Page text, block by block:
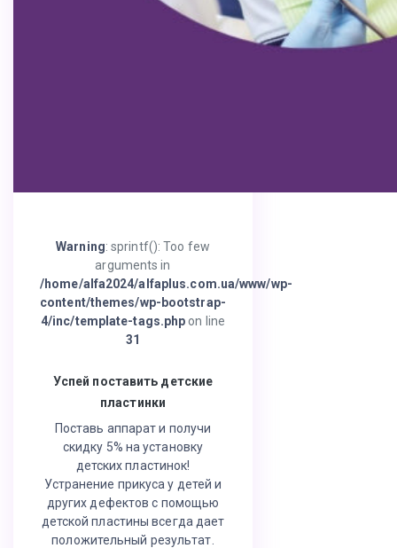
Warning: sprintf(): Too few
arguments in
/home/alfa2024/alfaplus.com.ua/www/wp-
content/themes/wp-bootstrap-
4/inc/template-tags.php on line
31
Успей поставить детские
пластинки
Поставь аппарат и получи
скидку 5% на установку
детских пластинок!
Устранение прикуса у детей и
других дефектов с помощью
детской пластины всегда дает
положительный результат.